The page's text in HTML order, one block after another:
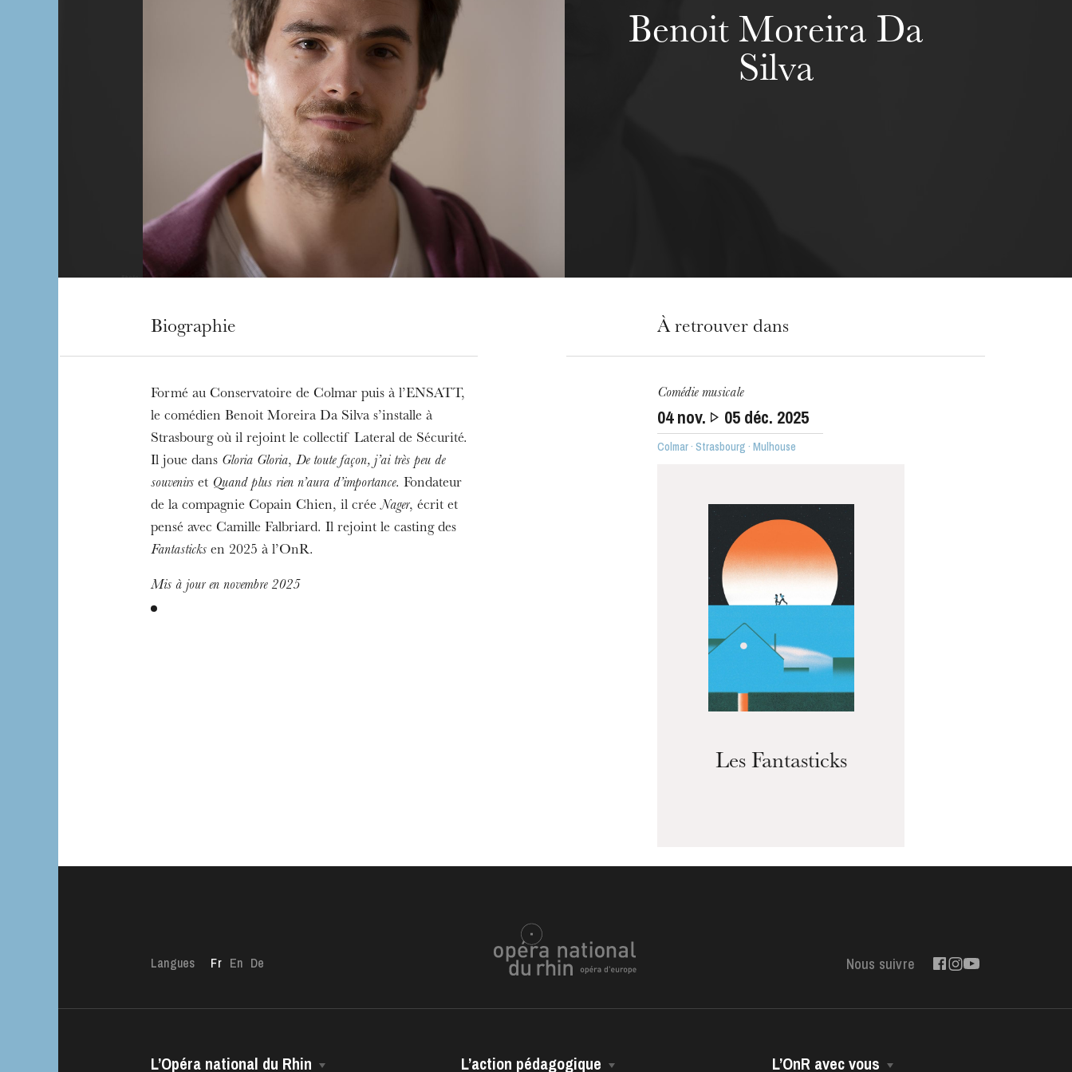
Visites de l’Opéra de
Strasbourg
MERCREDI
Benoit Moreira Da
Silva
Biographie
Formé au Conservatoire de Colmar puis à l’ENSATT,
le comédien Benoit Moreira Da Silva s’installe à
Strasbourg où il rejoint le collectif Lateral de Sécurité.
Il joue dans Gloria Gloria,De toute façon, j’ai très peu de
souvenirset Quand plus rien n’aura d’importance. Fondateur
de la compagnie Copain Chien, il créeNager, écrit et
pensé avec Camille Falbriard. Il rejoint le casting des
Fantasticksen 2025 à l’OnR.
Mis à jour en novembre 2025
À retrouver dans
Comédie musicale
04nov. 05 déc. 2025
Colmar · Strasbourg · Mulhouse
Les Fantasticks
Langues Fr En De Nous suivre
L’Opéra national du Rhin L’action pédagogique L’OnR avec vous